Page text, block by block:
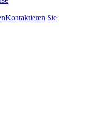
Kontaktieren Sie